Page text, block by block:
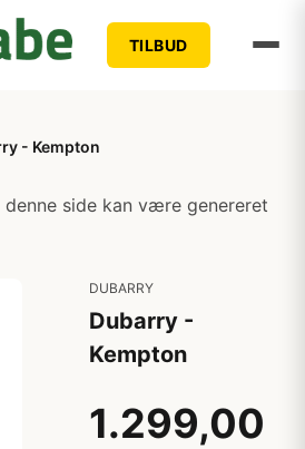
TILBUD
- Kempton
side kan være genereret
DUBARRY
Dubarry -
Kempton
1.299,00